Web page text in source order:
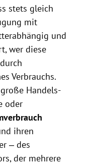
stets gleich
mit
und
wer diese
Verbrauchs.
Handels-
oder
ihren
‒ des
der mehrere